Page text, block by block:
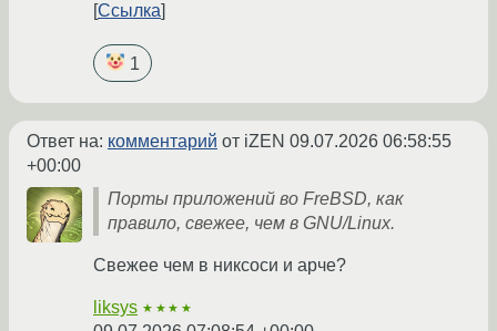
Ссылка
1
Ответ на: комментарий от iZEN 09.07.2026 06:58:55
+00:00
Порты приложений во FreBSD, как
правило, свежее, чем в GNU/Linux.
Свежее чем в никсоси и арче?
liksys ★★★★